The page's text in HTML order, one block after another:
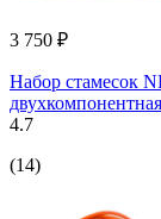
3 750 ₽
Набор стамесок
4.7
(14)